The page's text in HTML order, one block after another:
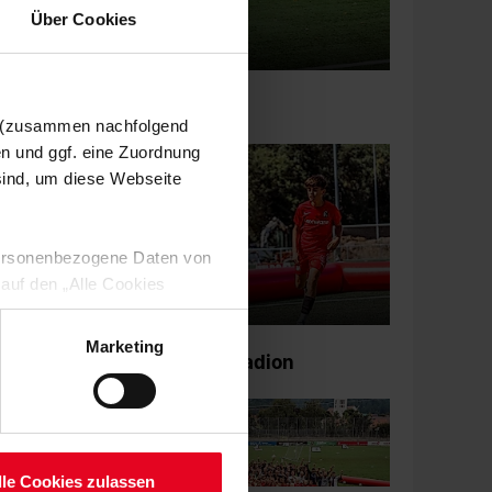
Über Cookies
nachfolgend
und ggf. eine Zuordnung
um diese Webseite
Daten von
den „Alle Cookies
Verarbeitung Ihrer
Art. 6 Abs. 1 lit. a DSGVO
Ihre etwaig erteilten
Marketing
Cookies zulassen
Männer 04.09.2025
Füchsle-Tage im Möslestadion